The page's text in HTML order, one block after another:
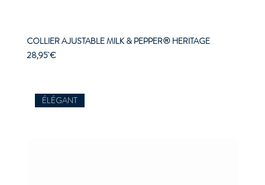
COLLIER AJUSTABLE MILK & PEPPER® HERITAGE
Prix
28,95 €
ÉLÉGANT